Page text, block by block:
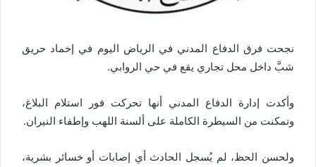
نجحت فرق الدفاع المدني في الرياض اليوم في إخماد حريق
شبَّ داخل محل تجاري يقع في حي الروابي.
وأكدت إدارة الدفاع المدني أنها تحركت فور استلام البلاغ،
وتمكنت من السيطرة الكاملة على ألسنة اللهب وإطفاء النيران.
ولحسن الحظ، لم يُسجل الحادث أي إصابات أو خسائر بشرية،